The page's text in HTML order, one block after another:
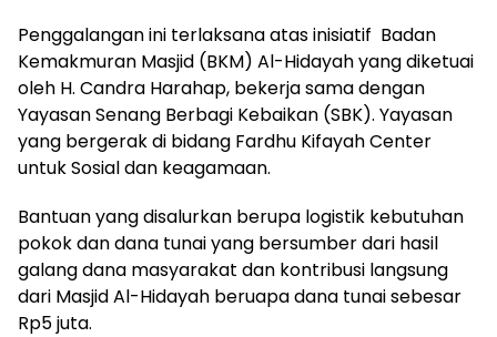
Penggalangan ini terlaksana atas inisiatif Badan
Kemakmuran Masjid (BKM) Al-Hidayah yang diketuai
oleh H. Candra Harahap, bekerja sama dengan
Yayasan Senang Berbagi Kebaikan (SBK). Yayasan
yang bergerak di bidang Fardhu Kifayah Center
untuk Sosial dan keagamaan.
Bantuan yang disalurkan berupa logistik kebutuhan
pokok dan dana tunai yang bersumber dari hasil
galang dana masyarakat dan kontribusi langsung
dari Masjid Al-Hidayah beruapa dana tunai sebesar
Rp5 juta.